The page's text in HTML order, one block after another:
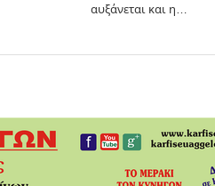
αυξάνεται και η…